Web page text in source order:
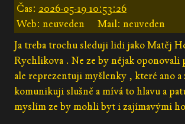
Čas: 2026-05-19 10:53:26
Web: neuveden
Mail: neuveden
Ja treba trochu sleduji lidi jako Matěj
Rychlikova . Ne ze by nějak oponovali
ale reprezentuji myšlenky , které ano a
komunikuji slušně a mívá to hlavu a
myslím ze by mohli byt i zajímavými